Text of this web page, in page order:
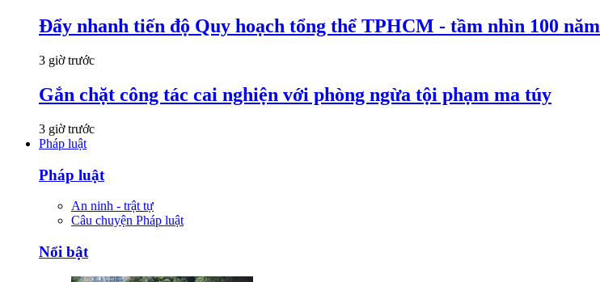
Đẩy nhanh tiến độ Quy hoạch tổng thể TPHCM - tầm nhìn 100 năm
3 giờ trước
Gắn chặt công tác cai nghiện với phòng ngừa tội phạm ma túy
3 giờ trước
Pháp luật
Pháp luật
An ninh - trật tự
Câu chuyện Pháp luật
Nổi bật